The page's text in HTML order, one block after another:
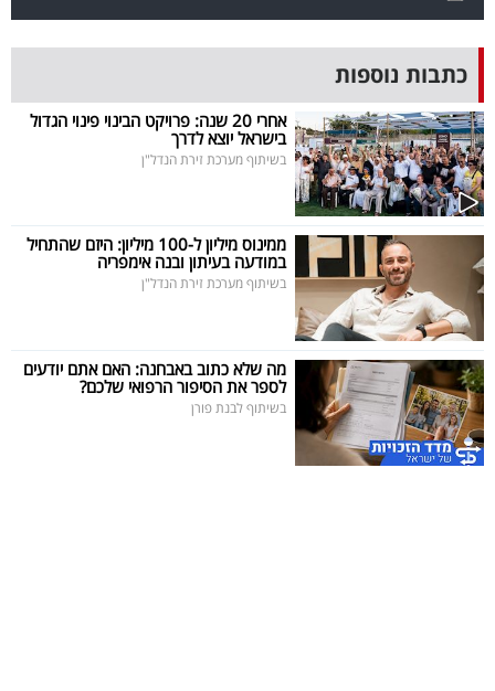
הכלכלי
פודקאסט
40
UNDER
40
שיתופי
פעולה
דרושים
ניוזלטרים
כתבות נוספות
אחרי 20 שנה: פרויקט הבינוי פינוי הגדול
בישראל יוצא לדרך
בשיתוף מערכת זירת הנדל"ן
ממינוס מיליון ל-100 מיליון: היזם שהתחיל
במודעה בעיתון ובנה אימפריה
בשיתוף מערכת זירת הנדל"ן
מה שלא כתוב באבחנה: האם אתם יודעים
לספר את הסיפור הרפואי שלכם?
בשיתוף לבנת פורן